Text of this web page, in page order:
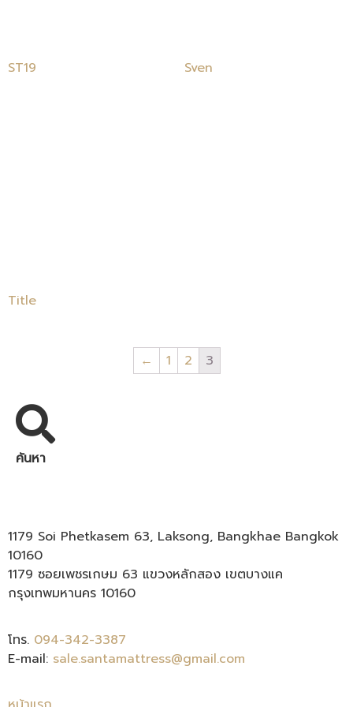
ST19 Sven
Title
← 1 2 3
ค้นหา
1179 Soi Phetkasem 63, Laksong, Bangkhae Bangkok
10160
1179 ซอยเพชรเกษม 63 แขวงหลักสอง เขตบางแค
กรุงเทพมหานคร 10160
โทร. 094-342-3387
E-mail: sale.santamattress@gmail.com